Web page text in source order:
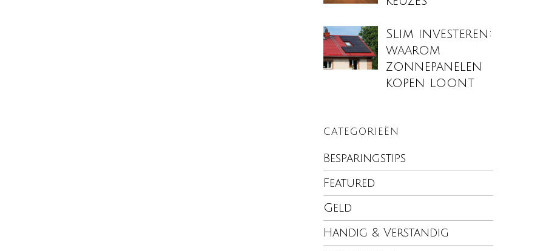
Slim investeren:
waarom
zonnepanelen
kopen loont
CATEGORIEËN
Besparingstips
Featured
Geld
Handig & Verstandig